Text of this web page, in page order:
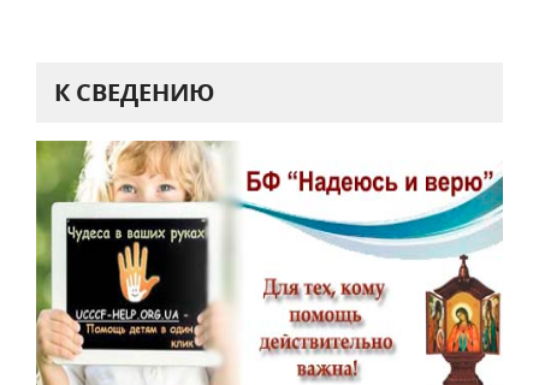
К СВЕДЕНИЮ